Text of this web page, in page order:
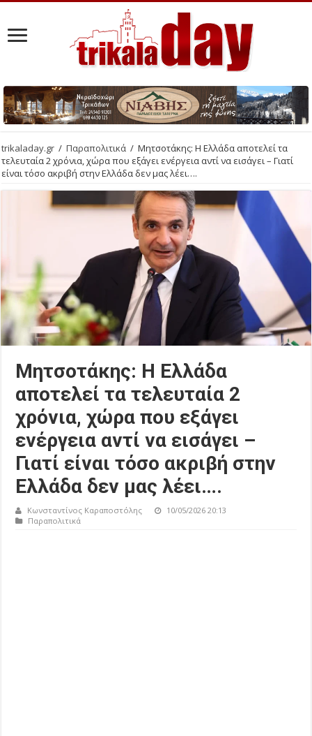
trikaladay.gr / Παραπολιτικά / Μητσοτάκης: Η Ελλάδα αποτελεί τα
τελευταία 2 χρόνια, χώρα που εξάγει ενέργεια αντί να εισάγει – Γιατί
είναι τόσο ακριβή στην Ελλάδα δεν μας λέει….
Μητσοτάκης: Η Ελλάδα
αποτελεί τα τελευταία 2
χρόνια, χώρα που εξάγει
ενέργεια αντί να εισάγει –
Γιατί είναι τόσο ακριβή στην
Ελλάδα δεν μας λέει….
Κωνσταντίνος Καραποστόλης
10/05/2026 20:13
Παραπολιτικά